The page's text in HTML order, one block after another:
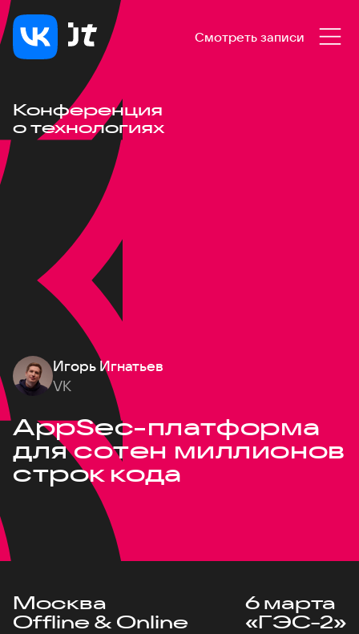
Смотреть записи
Конференция
о технологиях
Игорь Игнатьев
VK
AppSec-платформа
для сотен миллионов
строк кода
Москва
Offline & Online
6 марта
«ГЭС-2»